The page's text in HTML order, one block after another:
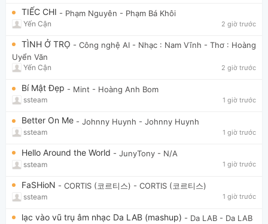
TIẾC CHI - Phạm Nguyên - Phạm Bá Khôi
Yến Cận 2 giờ trước
TÌNH Ở TRỌ - Công nghệ AI - Nhạc : Nam Vĩnh - Thơ : Hoàng
Uyển Văn
Yến Cận 2 giờ trước
Bí Mật Đẹp - Mint - Hoàng Anh Bom
ssteam 1 giờ trước
Better On Me - Johnny Huynh - Johnny Huynh
ssteam 1 giờ trước
Hello Around the World - JunyTony - N/A
ssteam 1 giờ trước
FaSHioN - CORTIS (코르티스) - CORTIS (코르티스)
ssteam 1 giờ trước
lạc vào vũ trụ âm nhạc Da LAB (mashup) - Da LAB - Da LAB